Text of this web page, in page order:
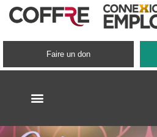
Faire un don